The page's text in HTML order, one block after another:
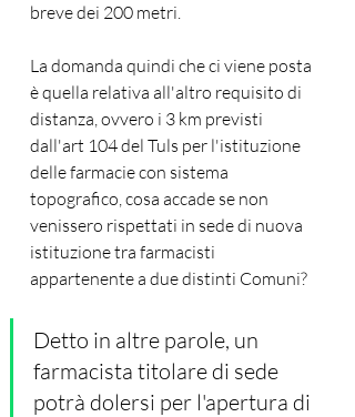
breve dei 200 metri.
La domanda quindi che ci viene posta
è quella relativa all'altro requisito di
distanza, ovvero i 3 km previsti
dall'art 104 del Tuls per l'istituzione
delle farmacie con sistema
topografico, cosa accade se non
venissero rispettati in sede di nuova
istituzione tra farmacisti
appartenente a due distinti Comuni?
Detto in altre parole, un
farmacista titolare di sede
potrà dolersi per l'apertura di